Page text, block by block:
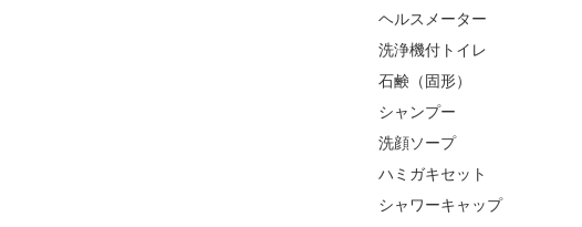
ヘルスメーター
洗浄機付トイレ
石鹸（固形）
シャンプー
洗顔ソープ
ハミガキセット
シャワーキャップ